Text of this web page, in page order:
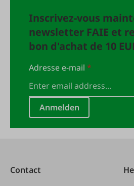
Inscrivez-vous
newsletter FAIE et
bon d'achat de 10
Adresse e-mail*
Anmelden
Contact